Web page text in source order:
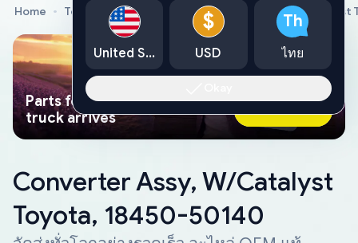
Home Toyota Genuine Parts Converter Assy, W/Catalyst
Parts found faster than a tow
truck arrives
Ask AI Now
Converter Assy, W/Catalyst
Toyota, 18450-50140
United States
$
USD
Th
ไทย